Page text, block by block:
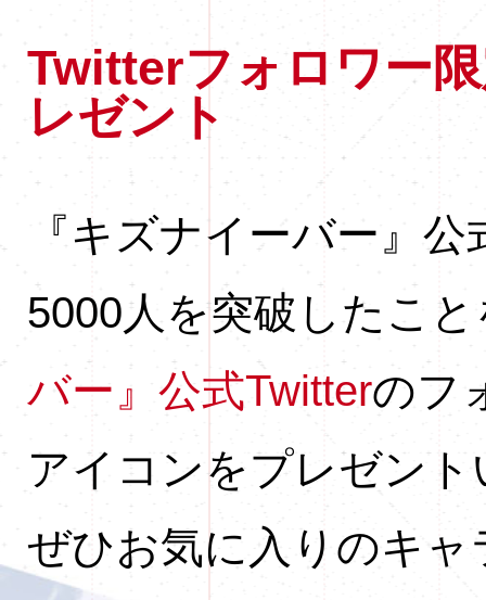
Twitterフォロワー
レゼント
『キズナイーバー』
5000人を突破したこ
バー』公式Twitterのフ
アイコンをプレゼン
ぜひお気に入りのキ